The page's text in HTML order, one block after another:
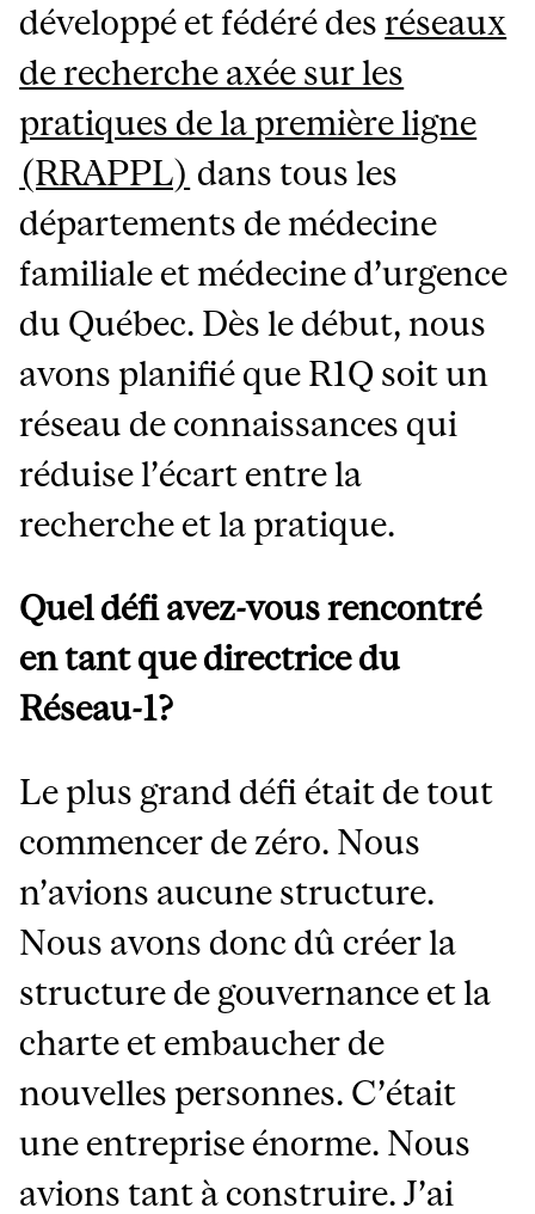
développé et fédéré desréseaux
de recherche axée sur les
pratiques de la première ligne
(RRAPPL) dans tous les
départements de médecine
familiale et médecine d’urgence
du Québec. Dès le début, nous
avons planifié que R1Q soit un
réseau de connaissances qui
réduise l’écart entre la
recherche et la pratique.
Quel défi avez-vous rencontré
en tant que directrice du
Réseau-1?
Le plus grand défi était de tout
commencer de zéro. Nous
n’avions aucune structure.
Nous avons donc dû créer la
structure de gouvernance et la
charte et embaucher de
nouvelles personnes. C’était
une entreprise énorme. Nous
avions tant à construire. J’ai